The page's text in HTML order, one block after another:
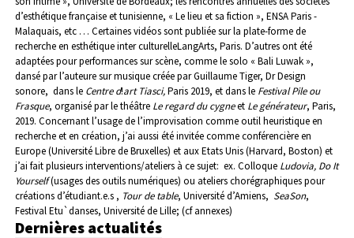
d’esthétique française et tunisienne, « Le lieu et sa fiction », ENSA Paris -
Malaquais, etc … Certaines vidéos sont publiée sur la plate-forme de
recherche en esthétique inter culturelleLangArts, Paris. D’autres ont été
adaptées pour performances sur scène, comme le solo « Bali Luwak »,
dansé par l’auteure sur musique créée par Guillaume Tiger, Dr Design
sonore, dans le Centre d!art Tiasci,Paris 2019, et dans le Festival Pile ou
Frasque, organisé par le théâtre Le regard du cygneet Le générateur, Paris,
2019. Concernant l’usage de l’improvisation comme outil heuristique en
recherche et en création, j’ai aussi été invitée comme conférencière en
Europe (Université Libre de Bruxelles) et aux Etats Unis (Harvard, Boston) et
j’ai fait plusieurs interventions/ateliers à ce sujet: ex. Colloque Ludovia, Do It
Yourself(usages des outils numériques) ou ateliers chorégraphiques pour
créations d’étudiant.e.s , Tour de table, Université d’Amiens, SeaSon,
Festival Etu`danses, Université de Lille; (cf annexes)
Dernières actualités